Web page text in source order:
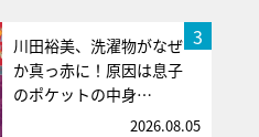
3
川田裕美、洗濯物がなぜ
か真っ赤に！原因は息子
のポケットの中身…
2026.08.05